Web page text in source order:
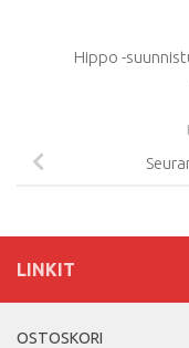
Hippo -
LINKIT
OSTOSKORI